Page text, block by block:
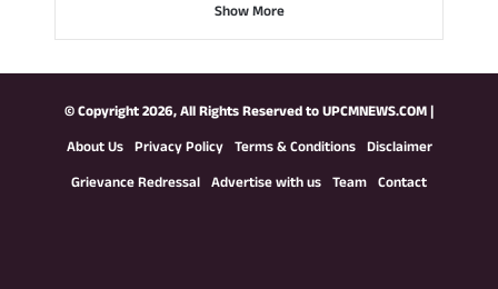
Show More
© Copyright 2026, All Rights Reserved toUPCMNEWS.COM|
About Us Privacy Policy Terms & Conditions Disclaimer
Grievance Redressal Advertise with us Team Contact